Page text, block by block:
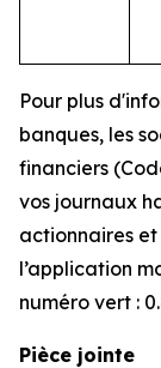
Pour plus
banques, les
financiers
vos journaux
actionnaires et
l’application
numéro vert :
Pièce jointe